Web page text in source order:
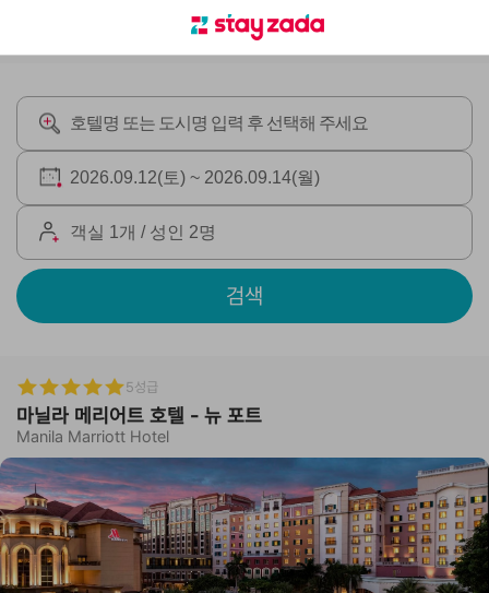
검색
5성급
마닐라 메리어트 호텔 - 뉴 포트
Manila Marriott Hotel